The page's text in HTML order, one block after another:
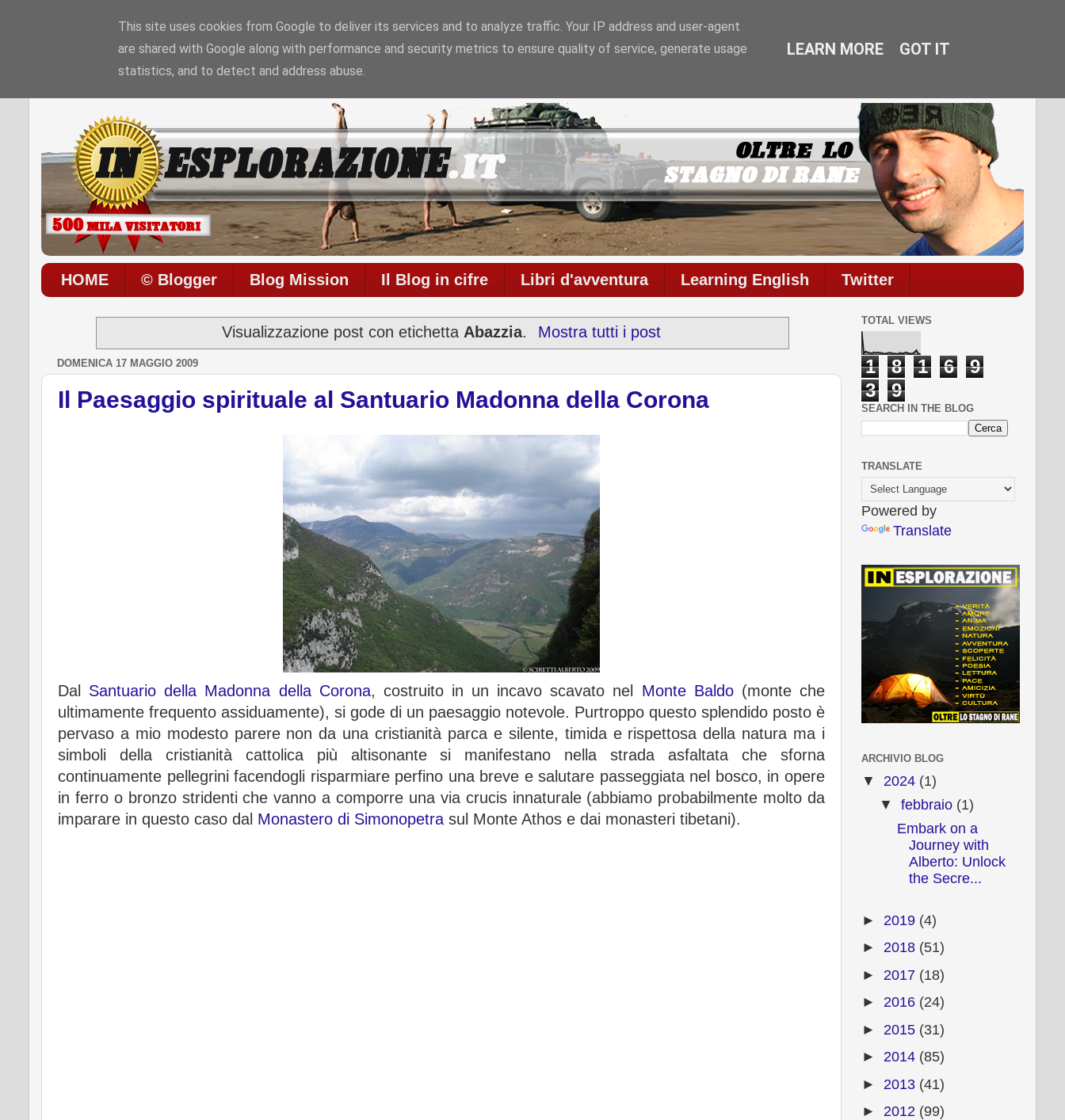
8:45:21 PMdiGiovedì 06 / 08 / 2026Il blog è in onda da
HOME © Blogger Blog Mission Il Blog in cifre Libri d'avventura Learning English Twitter
Visualizzazione post con etichetta Abazzia. Mostra tutti i post
DOMENICA 17 MAGGIO 2009
Il Paesaggio spirituale al Santuario Madonna della Corona
Dal Santuario della Madonna della Corona, costruito in un incavo scavato nel Monte Baldo(monte che
ultimamente frequento assiduamente), si gode di un paesaggio notevole. Purtroppo questo splendido posto è
pervaso a mio modesto parere non da una cristianità parca e silente, timida e rispettosa della natura ma i
simboli della cristianità cattolica più altisonante si manifestano nella strada asfaltata che sforna
continuamente pellegrini facendogli risparmiare perfino una breve e salutare passeggiata nel bosco, in opere
in ferro o bronzo stridenti che vanno a comporre una via crucis innaturale (abbiamo probabilmente molto da
imparare in questo caso dal Monastero di Simonopetra sul Monte Athos e dai monasteri tibetani).
TOTAL VIEWS
1 8 1 6
9
3
9
SEARCH IN THE BLOG
TRANSLATE
Powered by
Translate
ARCHIVIO BLOG
▼ 2024 (1)
▼ febbraio (1)
Embark on a
Journey with
Alberto: Unlock
the Secre...
► 2019 (4)
► 2018 (51)
► 2017 (18)
► 2016 (24)
► 2015 (31)
► 2014 (85)
► 2013 (41)
► 2012 (99)
This site uses cookies from Google to deliver its services and to analyze traffic. Your IP address and user-agent
are shared with Google along with performance and security metrics to ensure quality of service, generate usage
statistics, and to detect and address abuse.
LEARN MORE GOT IT